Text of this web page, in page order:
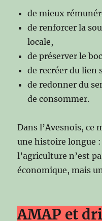
de mieux
de renforcer la
locale,
de préserver le
de recréer du lien
de redonner du
de consommer.
Dans l’Avesnois, ce
une histoire longue
l’agriculture n’est
économique, mais
AMAP et